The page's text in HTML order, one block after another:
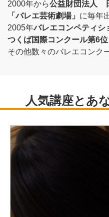
2000年から公益財団法人
「バレエ芸術劇場」 に毎年
2005年バレエコンペティ
つくば国際コンクール第6位
その他数々のバレエコンク